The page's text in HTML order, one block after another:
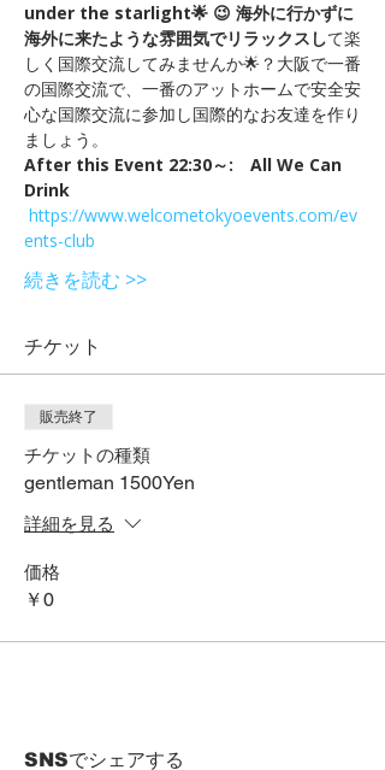
under the starlight🌟 😉 海外に行かずに
海外に来たような雰囲気でリラックスして楽
しく国際交流してみませんか🌟？大阪で一番
の国際交流で、一番のアットホームで安全安
心な国際交流に参加し国際的なお友達を作り
ましょう。
After this Event 22:30～:　All We Can
Drink
https://www.welcometokyoevents.com/ev
ents-club
続きを読む >>
チケット
販売終了
チケットの種類
gentleman 1500Yen
詳細を見る
価格
￥0
SNSでシェアする